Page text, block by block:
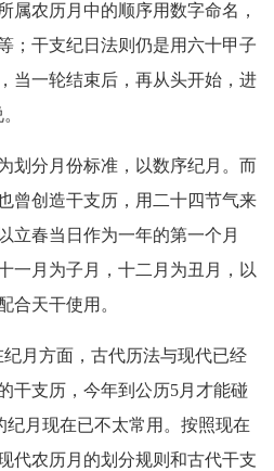
属农历月中的顺序用数字命名，
；干支纪日法则仍是用六十甲子
当一轮结束后，再从头开始，进
分月份标准，以数序纪月。而
曾创造干支历，用二十四节气来
立春当日作为一年的第一个月
一月为子月，十二月为丑月，以
合天干使用。
月方面，古代历法与现代已经
干支历，今年到公历5月才能碰
纪月现在已不太常用。按照现在
代农历月的划分规则和古代干支